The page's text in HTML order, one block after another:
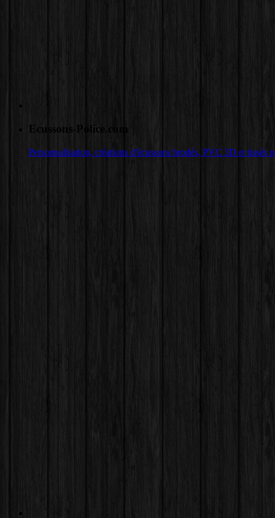
Ecussons-Police.com
Personnalisation, créations d'écussons brodés, PVC 3D et tissés